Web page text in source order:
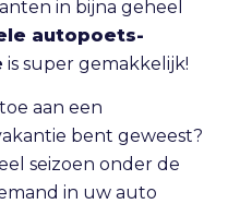
in bijna geheel
autopoets-
is super gemakkelijk!
aan een
bent geweest?
seizoen onder de
in uw auto